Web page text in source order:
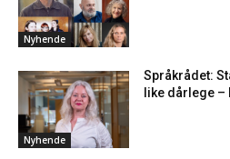
Nyhende
Nyhende
Språkrådet:
like dårlege